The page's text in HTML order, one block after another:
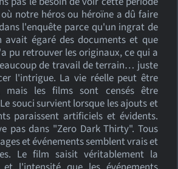
notre héros ou héroïne a dû faire
l'enquête parce qu'un ingrat de
avait égaré des documents et que
pu retrouver les originaux, ce qui a
de travail de terrain… juste
l'intrigue. La vie réelle peut être
mais les films sont censés être
souci survient lorsque les ajouts et
paraissent artificiels et évidents.
pas dans "Zero Dark Thirty". Tous
et événements semblent vrais et
Le film saisit véritablement la